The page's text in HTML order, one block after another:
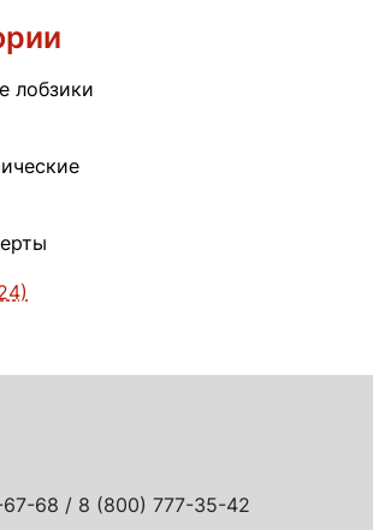
лобзики
67-68 / 8 (800) 777-35-42